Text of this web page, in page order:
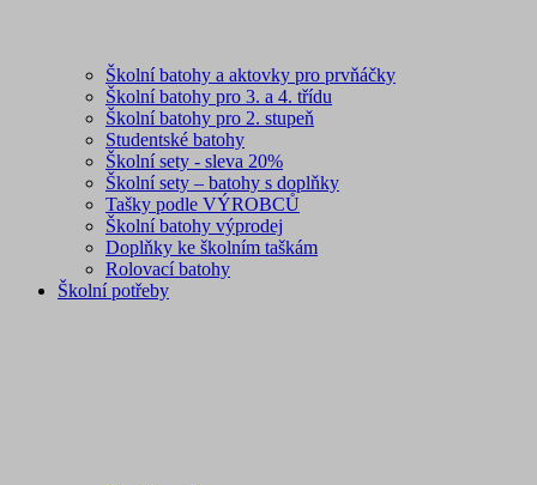
Školní batohy a aktovky pro prvňáčky
Školní batohy pro 3. a 4. třídu
Školní batohy pro 2. stupeň
Studentské batohy
Školní sety - sleva 20%
Školní sety – batohy s doplňky
Tašky podle VÝROBCŮ
Školní batohy výprodej
Doplňky ke školním taškám
Rolovací batohy
Školní potřeby